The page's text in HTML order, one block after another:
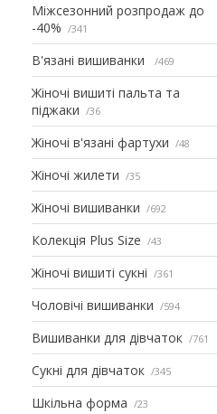
Міжсезонний розпродаж до
-40%
341
В'язані вишиванки 469
Жіночі вишиті пальта та
піджаки
36
Жіночі в'язані фартухи 48
Жіночі жилети 35
Жіночі вишиванки 692
Колекція Plus Size 43
Жіночі вишиті сукні 361
Чоловічі вишиванки 594
Вишиванки для дівчаток 761
Сукні для дівчаток 345
Шкільна форма 23